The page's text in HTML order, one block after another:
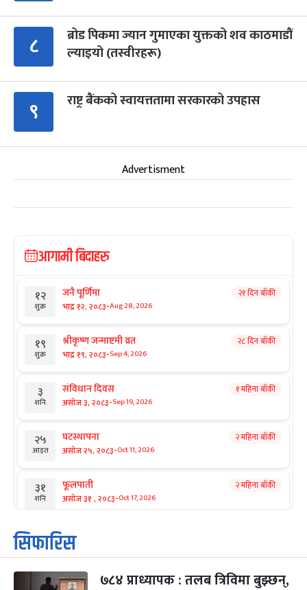
८
ब्रोड पिकमा ज्यान गुमाएका युक्तको शव काठमाडौं
ल्याइयो (तस्वीरहरू)
९ राष्ट्र बैंकको स्वायत्ततामा सरकारको उपहास
Advertisment
आगामी बिदाहरु
१२
शुक्र
जनै पूर्णिमा
भाद्र १२, २०८३-Aug 28, 2026
२१ दिन बाँकी
१९
शुक्र
श्रीकृष्ण जन्माष्टमी व्रत
भाद्र १९, २०८३-Sep 4, 2026
२८ दिन बाँकी
३
शनि
संविधान दिवस
असोज ३, २०८३-Sep 19, 2026
१ महिना बाँकी
२५
आइत
घटस्थापना
असोज २५, २०८३-Oct 11, 2026
२ महिना बाँकी
३१
शनि
फूलपाती
असोज ३१ , २०८३-Oct 17, 2026
२ महिना बाँकी
१
आइत
कार्तिक सङ्क्रान्ति
कार्तिक १, २०८३
३ महानवमी २ महिना बाँकी
सिफारिस
७८४ प्राध्यापक : तलब त्रिविमा बुझ्छन्,